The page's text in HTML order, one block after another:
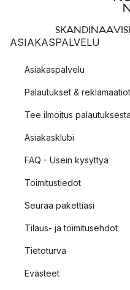
ASIAKASPALVELU
Asiakaspalvelu
Palautukset & reklamaatiot
Tee ilmoitus
Asiakasklubi
FAQ - Usein kysyttyä
Toimitustiedot
Seuraa pakettiasi
Tilaus- ja toimitusehdot
Tietoturva
Evästeet